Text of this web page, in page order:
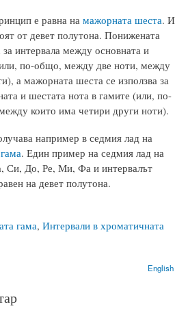
е равна на мажорната шеста. И
от девет полутона. Понижената
за интервала между основната и
по-общо, между две ноти, между
а мажорната шеста се използва за
и шестата нота в гамите (или, по-
които има четири други ноти).
например в седмия лад на
. Един пример на седмия лад на
Си, До, Ре, Ми, Фа и интервалът
на девет полутона.
гама, Интервали в хроматичната
English